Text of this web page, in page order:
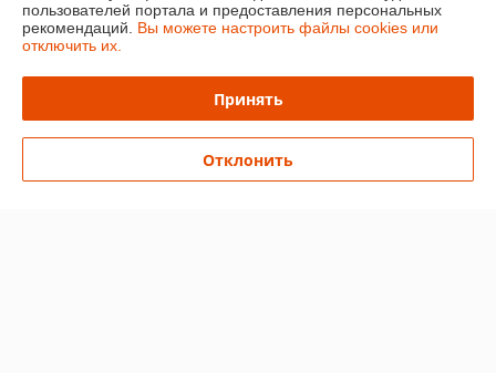
Контакты
График работы
пользователей портала и предоставления персональных
рекомендаций. Вы можете настроить файлы cookies или
отключить их.
Принять
Отклонить